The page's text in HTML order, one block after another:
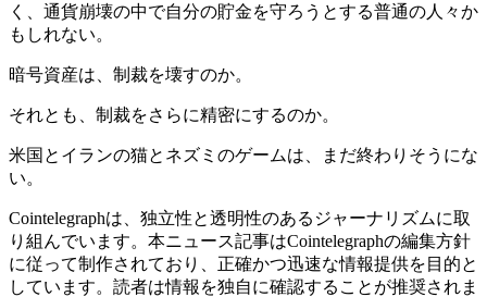
く、通貨崩壊の中で自分の貯金を守ろうとする普通の人々か
もしれない。
暗号資産は、制裁を壊すのか。
それとも、制裁をさらに精密にするのか。
米国とイランの猫とネズミのゲームは、まだ終わりそうにな
い。
Cointelegraphは、独立性と透明性のあるジャーナリズムに取
り組んでいます。本ニュース記事はCointelegraphの編集方針
に従って制作されており、正確かつ迅速な情報提供を目的と
しています。読者は情報を独自に確認することが推奨されま